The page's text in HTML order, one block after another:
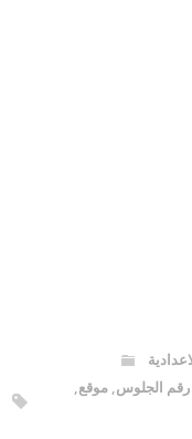
رقم الجلوس,موقع,